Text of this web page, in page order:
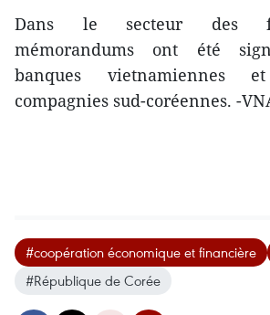
Dans le secteur des
mémorandums ont été
banques vietnamiennes
compagnies sud-coréennes. -
#coopération économique et financière
#République de Corée